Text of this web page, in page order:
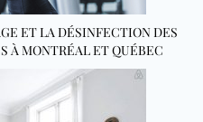
ET LA DÉSINFECTION DES
À MONTRÉAL ET QUÉBEC